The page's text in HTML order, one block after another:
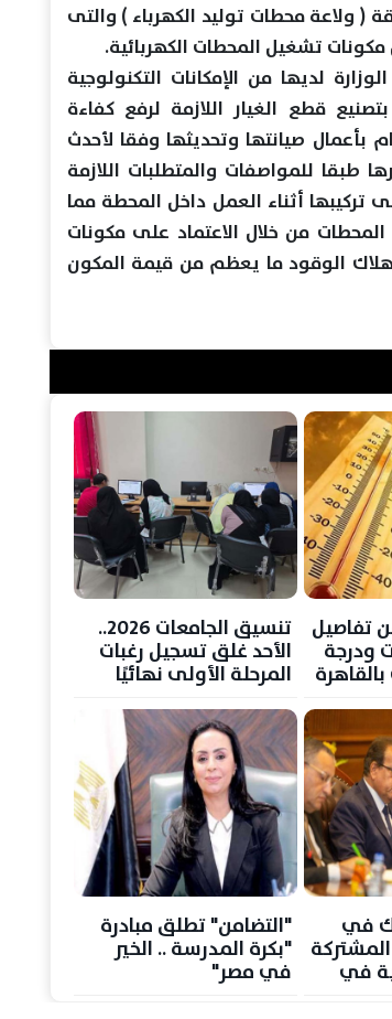
( ولاعة محطات توليد الكهرباء ) والتى
تشغيل المحطات الكهربائية.
لديها من الإمكانات التكنولوجية
قطع الغيار اللازمة لرفع كفاءة
بأعمال صيانتها وتحديثها وفقا لأحدث
طبقا للمواصفات والمتطلبات اللازمة
تركيبها أثناء العمل داخل المحطة مما
من خلال الاعتماد على مكونات
الوقود ما يعظم من قيمة المكون
تفاصيل
ودرجة
تنسيق الجامعات 2026..
الأحد غلق تسجيل رغبات
المرحلة الأولى نهائيًا
في
المشتركة
في
"التضامن" تطلق مبادرة
"بكرة المدرسة .. الخير
في مصر"